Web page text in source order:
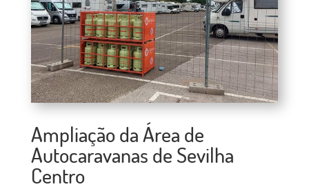
Ampliação da Área de
Autocaravanas de Sevilha
Centro